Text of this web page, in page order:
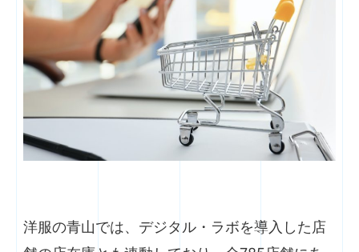
洋服の青山では、デジタル・ラボを導入した店